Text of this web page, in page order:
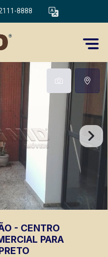
8888
- CENTRO
PARA